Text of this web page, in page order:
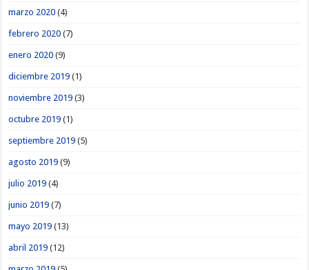
marzo 2020 (4)
febrero 2020 (7)
enero 2020 (9)
diciembre 2019 (1)
noviembre 2019 (3)
octubre 2019 (1)
septiembre 2019 (5)
agosto 2019 (9)
julio 2019 (4)
junio 2019 (7)
mayo 2019 (13)
abril 2019 (12)